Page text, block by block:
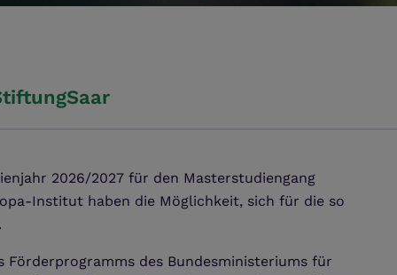
2026/2027 für den Masterstudiengang
Institut haben die Möglichkeit, sich für die so
des Bundesministeriums für